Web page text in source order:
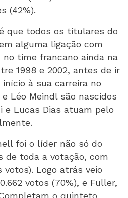
(42%).
que todos os titulares do
alguma ligação com
no time francano ainda na
1998 e 2002, antes de ir
à sua carreira no
Léo Meindl são nascidos
e Lucas Dias atuam pelo
foi o líder não só do
de toda a votação, com
votos). Logo atrás veio
votos (70%), e Fuller,
o quinteto